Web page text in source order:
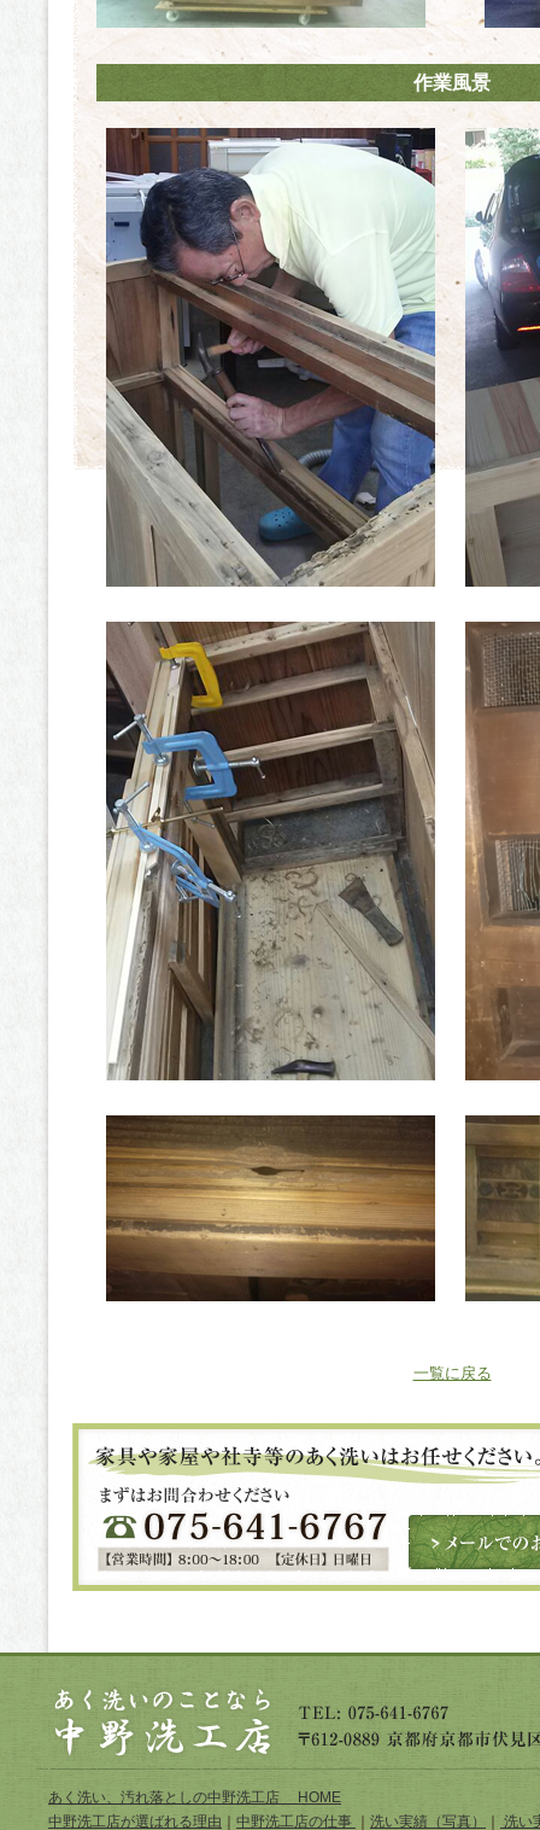
作業風景
一覧に戻る
あく洗い、汚れ落としの中野洗工店 HOME
中野洗工店が選ばれる理由
中野洗工店の仕事 洗い実績（写真） 洗い